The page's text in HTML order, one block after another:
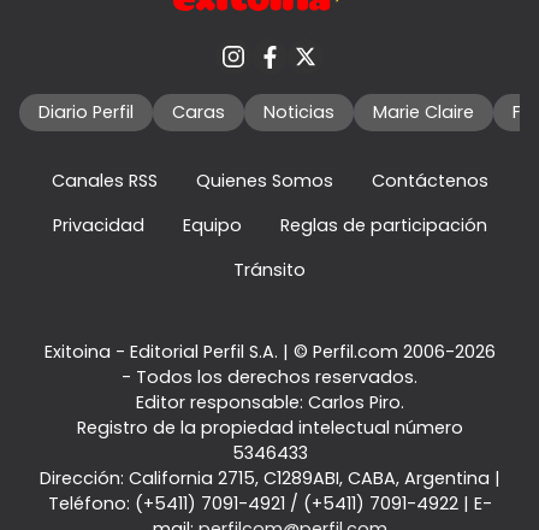
Diario Perfil Caras Noticias Marie Claire
Canales RSS Quienes Somos
Contáctenos
Privacidad
Equipo
Reglas de participación
Tránsito
Exitoina - Editorial Perfil S.A. | © Perfil.com 2006-2026
- Todos los derechos reservados.
Editor responsable: Carlos Piro.
Registro de la propiedad intelectual número
5346433
Dirección: California 2715, C1289ABI, CABA, Argentina |
Teléfono: (+5411) 7091-4921 / (+5411) 7091-4922| E-